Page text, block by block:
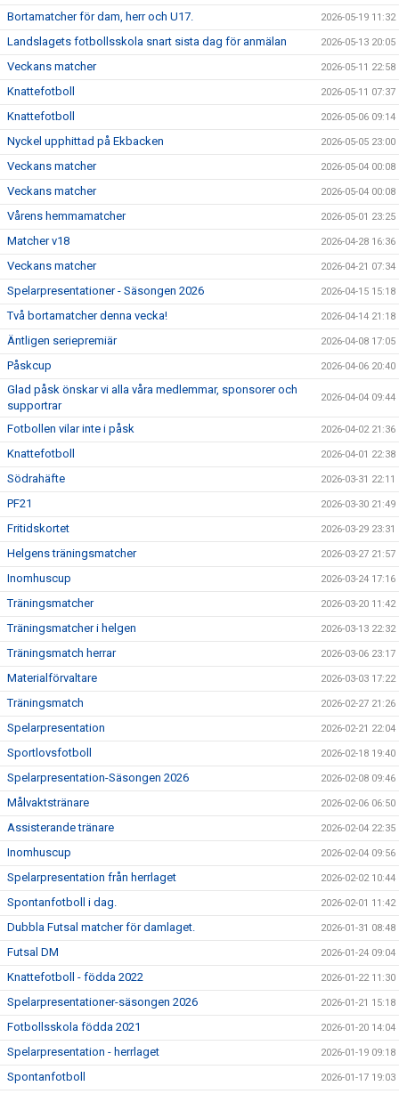
MATCHER
Bortamatcher för dam, herr och U17. 2026-05-19 11:32
Landslagets fotbollsskola snart sista dag för anmälan 2026-05-13 20:05
Veckans matcher 2026-05-11 22:58
Knattefotboll 2026-05-11 07:37
Knattefotboll 2026-05-06 09:14
Nyckel upphittad på Ekbacken 2026-05-05 23:00
Veckans matcher 2026-05-04 00:08
Veckans matcher 2026-05-04 00:08
Vårens hemmamatcher 2026-05-01 23:25
Matcher v18 2026-04-28 16:36
Veckans matcher 2026-04-21 07:34
Spelarpresentationer - Säsongen 2026 2026-04-15 15:18
Två bortamatcher denna vecka! 2026-04-14 21:18
Äntligen seriepremiär 2026-04-08 17:05
Påskcup 2026-04-06 20:40
Glad påsk önskar vi alla våra medlemmar, sponsorer och
supportrar
2026-04-04 09:44
Fotbollen vilar inte i påsk 2026-04-02 21:36
Knattefotboll 2026-04-01 22:38
Södrahäfte 2026-03-31 22:11
PF21 2026-03-30 21:49
Fritidskortet 2026-03-29 23:31
Helgens träningsmatcher 2026-03-27 21:57
Inomhuscup 2026-03-24 17:16
Träningsmatcher 2026-03-20 11:42
Träningsmatcher i helgen 2026-03-13 22:32
Träningsmatch herrar 2026-03-06 23:17
Materialförvaltare 2026-03-03 17:22
Träningsmatch 2026-02-27 21:26
Spelarpresentation 2026-02-21 22:04
Sportlovsfotboll 2026-02-18 19:40
Spelarpresentation-Säsongen 2026 2026-02-08 09:46
Målvaktstränare 2026-02-06 06:50
Assisterande tränare 2026-02-04 22:35
Inomhuscup 2026-02-04 09:56
Spelarpresentation från herrlaget 2026-02-02 10:44
Spontanfotboll i dag. 2026-02-01 11:42
Dubbla Futsal matcher för damlaget. 2026-01-31 08:48
Futsal DM 2026-01-24 09:04
Knattefotboll - födda 2022 2026-01-22 11:30
Spelarpresentationer-säsongen 2026 2026-01-21 15:18
Fotbollsskola födda 2021 2026-01-20 14:04
Spelarpresentation - herrlaget 2026-01-19 09:18
Spontanfotboll 2026-01-17 19:03